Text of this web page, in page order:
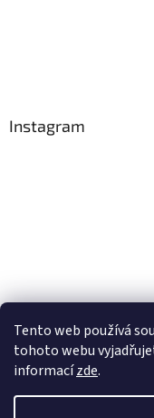
Tento web používá
tohoto webu
informacízde.
Instagram
Sledovat